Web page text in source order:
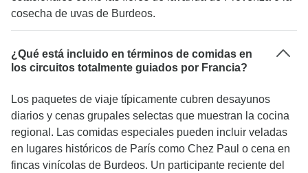
cosecha de uvas de Burdeos.
¿Qué está incluido en términos de comidas en
los circuitos totalmente guiados por Francia?
Los paquetes de viaje típicamente cubren desayunos
diarios y cenas grupales selectas que muestran la cocina
regional. Las comidas especiales pueden incluir veladas
en lugares históricos de París como Chez Paul o cena en
fincas vinícolas de Burdeos. Un participante reciente del